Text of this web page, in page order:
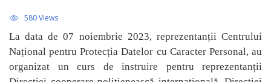
580 Views
La data de 07 noiembrie 2023, reprezentanții Centrului
Național pentru Protecția Datelor cu Caracter Personal, au
organizat un curs de instruire pentru reprezentanții